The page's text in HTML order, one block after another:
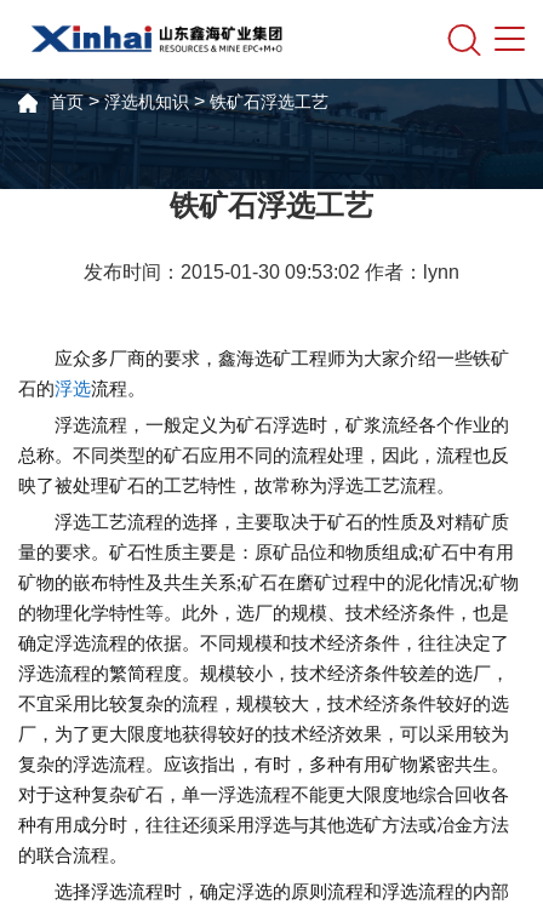
首页>浮选机知识>铁矿石浮选工艺
铁矿石浮选工艺
发布时间：2015-01-30 09:53:02 作者：lynn
应众多厂商的要求，鑫海选矿工程师为大家介绍一些铁矿
石的浮选流程。
浮选流程，一般定义为矿石浮选时，矿浆流经各个作业的
总称。不同类型的矿石应用不同的流程处理，因此，流程也反
映了被处理矿石的工艺特性，故常称为浮选工艺流程。
浮选工艺流程的选择，主要取决于矿石的性质及对精矿质
量的要求。矿石性质主要是：原矿品位和物质组成;矿石中有用
矿物的嵌布特性及共生关系;矿石在磨矿过程中的泥化情况;矿物
的物理化学特性等。此外，选厂的规模、技术经济条件，也是
确定浮选流程的依据。不同规模和技术经济条件，往往决定了
浮选流程的繁简程度。规模较小，技术经济条件较差的选厂，
不宜采用比较复杂的流程，规模较大，技术经济条件较好的选
厂，为了更大限度地获得较好的技术经济效果，可以采用较为
复杂的浮选流程。应该指出，有时，多种有用矿物紧密共生。
对于这种复杂矿石，单一浮选流程不能更大限度地综合回收各
种有用成分时，往往还须采用浮选与其他选矿方法或冶金方法
的联合流程。
选择浮选流程时，确定浮选的原则流程和浮选流程的内部